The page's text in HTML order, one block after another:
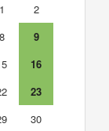
1
2
8
9
16
23
30